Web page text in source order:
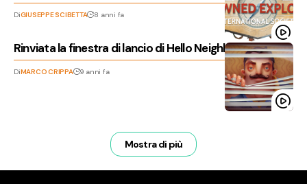
DiGIUSEPPE SCIBETTA 8 anni fa
Rinviata la finestra di lancio di Hello Neighbor
DiMARCO CRIPPA 9 anni fa
Mostra di più